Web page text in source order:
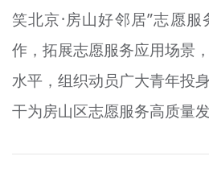
笑北京·房山好邻居”志愿
作，拓展志愿服务应用场景
水平，组织动员广大青年投
干为房山区志愿服务高质量